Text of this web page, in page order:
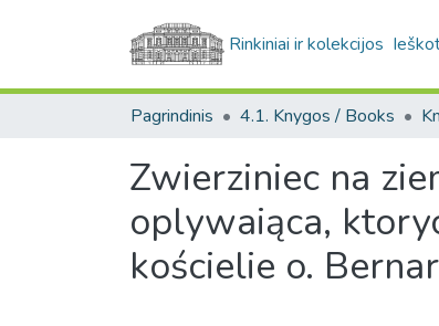
Rinkiniai ir kolekcijos
Pagrindinis 4.1. Knygos / Books
Zwierziniec na
oplywaiąca,
kościelie o.